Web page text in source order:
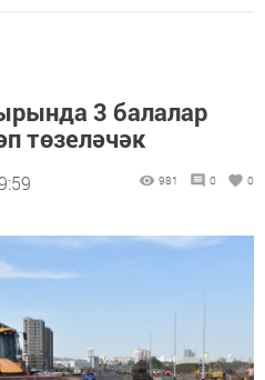
3 балалар
төзеләчәк
981 0 0